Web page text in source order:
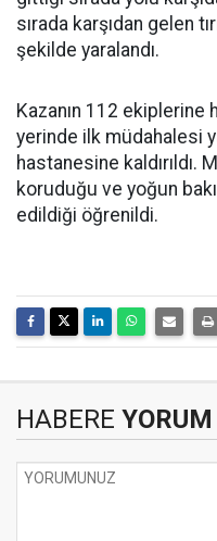
sırada karşıdan gelen
şekilde yaralandı.
Kazanın 112
yerinde ilk müdahalesi
hastanesine kaldırıldı.
koruduğu ve yoğun
edildiği öğrenildi.
HABERE